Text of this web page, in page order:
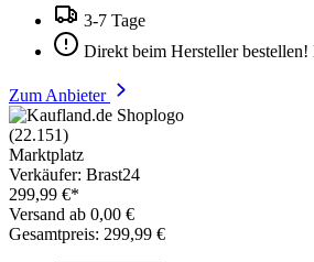
3-7 Tage
Direkt beim Hersteller
Zum Anbieter
(22.151)
Marktplatz
Verkäufer: Brast24
299,99 €*
Versand ab 0,00 €
Gesamtpreis: 299,99 €